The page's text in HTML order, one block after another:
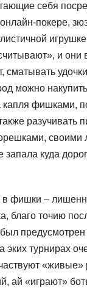
себя
покере,
и они
сматывать
можно
капля фишками,
разучивать
своими
запала куда
в фишки –
благо точию
эких турнирах
«живые»
ай «играют»